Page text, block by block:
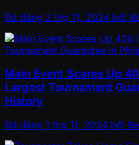
Đã đăng 2 thg 11, 2024 bởi
Main Event Scares Up
Largest Tournament
History
Đã đăng 1 thg 11, 2024 bởi